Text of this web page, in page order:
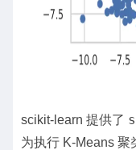
scikit-learn 提供了
为执行 K-Means